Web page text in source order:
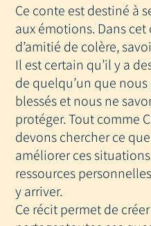
MISE
EN
COLERE
Ce conte est destiné à
aux émotions. Dans
d’amitié de colère,
Il est certain qu’il y a
de quelqu’un que
blessés et nous ne
protéger. Tout comme
devons chercher ce
améliorer ces
ressources
y arriver.
Ce récit permet de